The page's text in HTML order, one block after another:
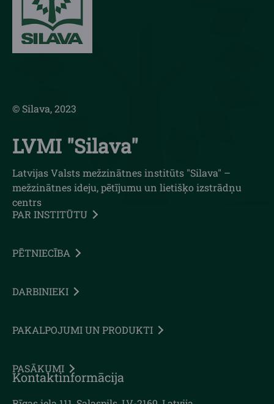
© Silava, 2023
LVMI "Silava"
Latvijas Valsts mežzinātnes institūts "Silava" –
mežzinātnes ideju, pētījumu un lietišķo izstrādņu
centrs
PAR INSTITŪTU
PĒTNIECĪBA
DARBINIEKI
PAKALPOJUMI UN PRODUKTI
PASĀKUMI
Kontaktinformācija